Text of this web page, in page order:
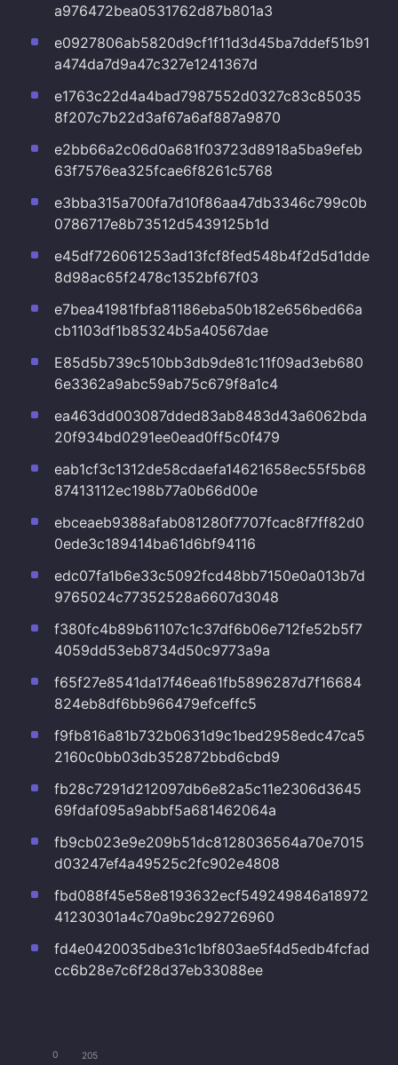
a976472bea0531762d87b801a3
e0927806ab5820d9cf1f11d3d45ba7ddef51b91
a474da7d9a47c327e1241367d
e1763c22d4a4bad7987552d0327c83c85035
8f207c7b22d3af67a6af887a9870
e2bb66a2c06d0a681f03723d8918a5ba9efeb
63f7576ea325fcae6f8261c5768
e3bba315a700fa7d10f86aa47db3346c799c0b
0786717e8b73512d5439125b1d
e45df726061253ad13fcf8fed548b4f2d5d1dde
8d98ac65f2478c1352bf67f03
e7bea41981fbfa81186eba50b182e656bed66a
cb1103df1b85324b5a40567dae
E85d5b739c510bb3db9de81c11f09ad3eb680
6e3362a9abc59ab75c679f8a1c4
ea463dd003087dded83ab8483d43a6062bda
20f934bd0291ee0ead0ff5c0f479
eab1cf3c1312de58cdaefa14621658ec55f5b68
87413112ec198b77a0b66d00e
ebceaeb9388afab081280f7707fcac8f7ff82d0
0ede3c189414ba61d6bf94116
edc07fa1b6e33c5092fcd48bb7150e0a013b7d
9765024c77352528a6607d3048
f380fc4b89b61107c1c37df6b06e712fe52b5f7
4059dd53eb8734d50c9773a9a
f65f27e8541da17f46ea61fb5896287d7f16684
824eb8df6bb966479efceffc5
f9fb816a81b732b0631d9c1bed2958edc47ca5
2160c0bb03db352872bbd6cbd9
fb28c7291d212097db6e82a5c11e2306d3645
69fdaf095a9abbf5a681462064a
fb9cb023e9e209b51dc8128036564a70e7015
d03247ef4a49525c2fc902e4808
fbd088f45e58e8193632ecf549249846a18972
41230301a4c70a9bc292726960
fd4e0420035dbe31c1bf803ae5f4d5edb4fcfad
cc6b28e7c6f28d37eb33088ee
0 205